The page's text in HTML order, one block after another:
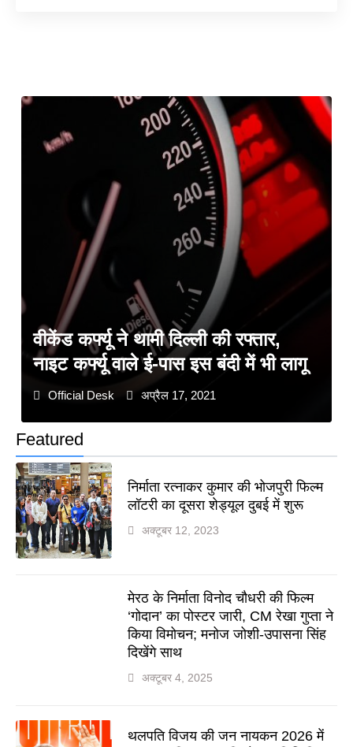
Featured
निर्माता रत्नाकर कुमार की भोजपुरी फिल्म
लॉटरी का दूसरा शेड्यूल दुबई में शुरू
अक्टूबर 12, 2023
मेरठ के निर्माता विनोद चौधरी की फिल्म
‘गोदान’ का पोस्टर जारी, CM रेखा गुप्ता ने
किया विमोचन; मनोज जोशी-उपासना सिंह
दिखेंगे साथ
अक्टूबर 4, 2025
थलपति विजय की जन नायकन 2026 में
वीकेंड कर्फ्यू ने थामी दिल्ली की रफ्तार,
नाइट कर्फ्यू वाले ई-पास इस बंदी में भी लागू
Official Desk अप्रैल 17, 2021